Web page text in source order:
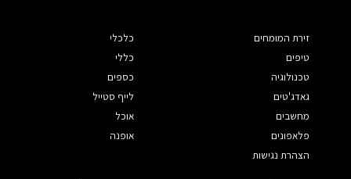
זירת המומחים
טיפים
טכנולוגיה
גאדג'טים
מחשבים
פלאפונים
הצהרת נגישות
כלכלי
כללי
כספים
לייף סטייל
אוכל
אופנה